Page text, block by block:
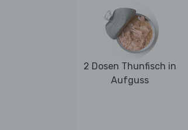
2 Dosen Thunfisch in
Aufguss